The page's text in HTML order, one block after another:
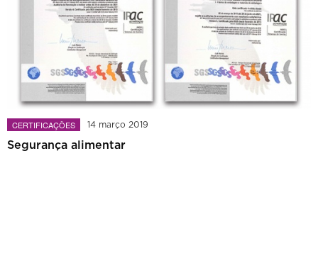
CERTIFICAÇÕES 14 março 2019
Segurança alimentar